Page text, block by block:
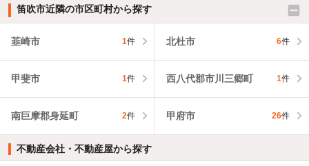
笛吹市近隣の市区町村から探す
韮崎市 1件 北杜市 6件
甲斐市 1件 西八代郡市川三郷町 1件
南巨摩郡身延町 2件 甲府市 26件
不動産会社・不動産屋から探す